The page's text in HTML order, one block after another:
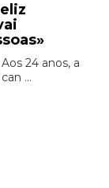
24 anos, a
...